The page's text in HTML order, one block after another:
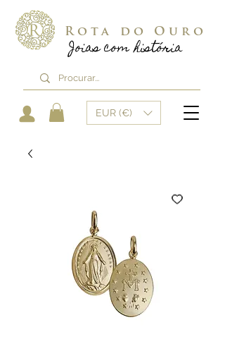
Joias com história
Rota do Ouro
EUR (€)